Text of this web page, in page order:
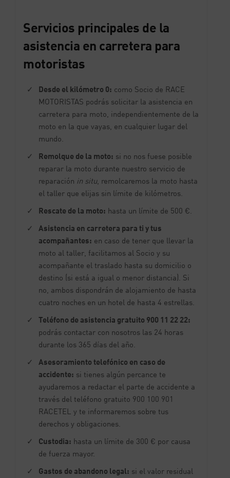
Servicios principales de la
asistencia en carretera para
motoristas
Desde el kilómetro 0: como Socio de RACE
MOTORISTAS podrás solicitar la asistencia en
carretera para moto, independientemente de la
moto en la que vayas, en cualquier lugar del
mundo.
Remolque de la moto: si no nos fuese posible
reparar la moto durante nuestro servicio de
reparación in situ, remolcaremos la moto hasta
el taller que elijas sin límite de kilómetros.
Rescate de la moto: hasta un límite de 500 €.
Asistencia en carretera para ti y tus
acompañantes: en caso de tener que llevar la
moto al taller, facilitamos al Socio y su
acompañante el traslado hasta su domicilio o
destino (si está a igual o menor distancia). Si
no, ambos dispondrán de alojamiento de hasta
cuatro noches en un hotel de hasta 4 estrellas.
Teléfono de asistencia gratuito 900 11 22 22:
podrás contactar con nosotros las 24 horas
durante los 365 días del año.
Asesoramiento telefónico en caso de
accidente: si tienes algún percance te
ayudaremos a redactar el parte de accidente a
través del teléfono gratuito 900 100 901
RACETEL y te informaremos sobre tus
derechos y obligaciones.
Custodia: hasta un límite de 300 € por causa
de fuerza mayor.
Gastos de abandono legal: si el valor residual